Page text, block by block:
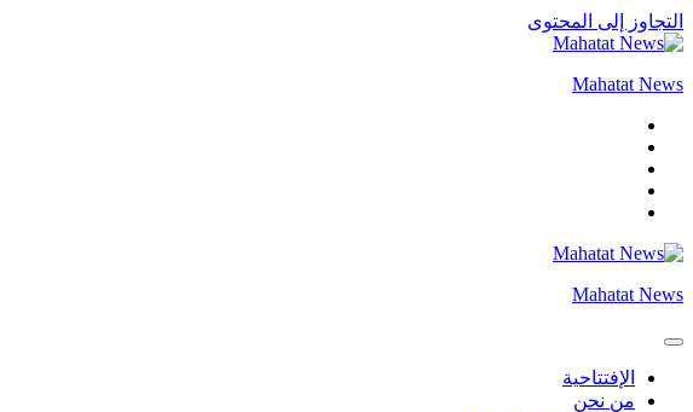
التجاوز إلى المحتوى
Mahatat News
Mahatat News
الإفتتاحية
من نحن